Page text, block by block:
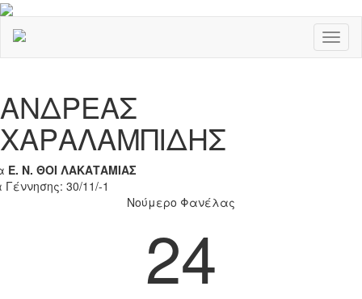
ΑΝΔΡΕΑΣ
ΧΑΡΑΛΑΜΠΙΔΗΣ
Ε. Ν. ΘΟΙ ΛΑΚΑΤΑΜΙΑΣ
30/11/-1
Νούμερο Φανέλας
24